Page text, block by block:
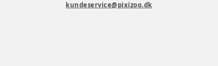
kundeservice@pixizoo.dk